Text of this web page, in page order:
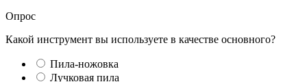
Опрос
Какой инструмент вы используете в качестве основного?
Пила-ножовка
Лучковая пила